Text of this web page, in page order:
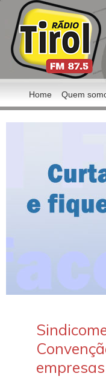
Home Quem